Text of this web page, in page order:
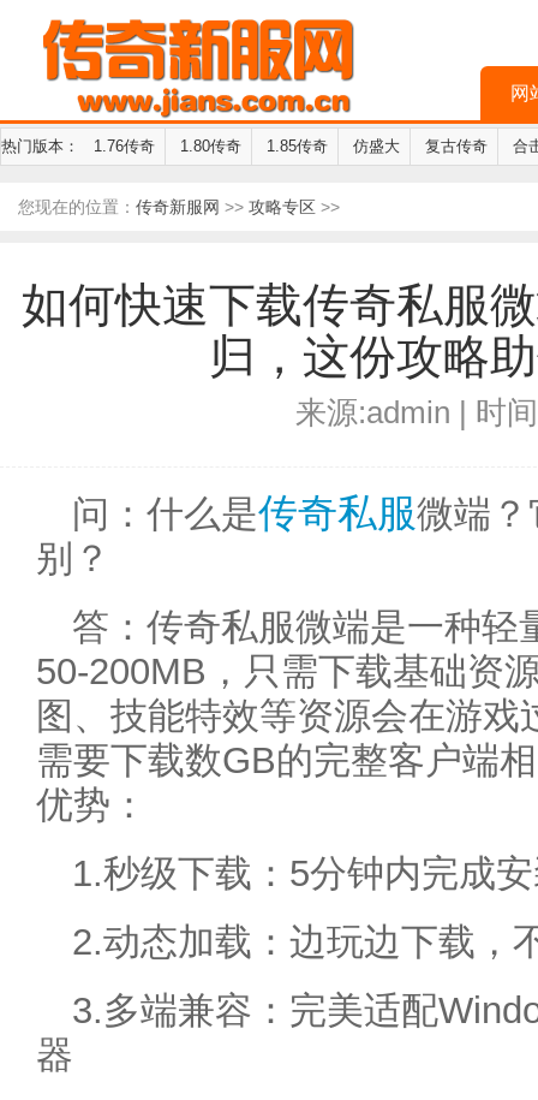
网
热门版本： 1.76传奇 1.80传奇 1.85传奇 仿盛大 复古传奇 合
您现在的位置： 传奇新服网 >> 攻略专区 >>
如何快速下载传奇私服
归，这份攻略
来源:admin | 时
问：什么是传奇私服微端
别？
答：传奇私服微端是一种轻
50-200MB，只需下载基础资
图、技能特效等资源会在游
需要下载数GB的完整客户端
优势：
1.秒级下载：5分钟内完成
2.动态加载：边玩边下载，
3.多端兼容：完美适配
器